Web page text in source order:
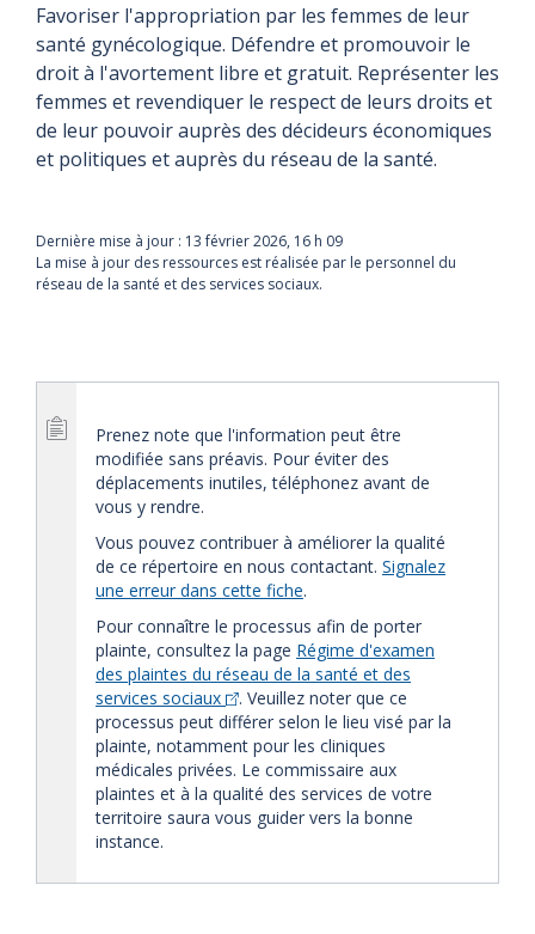
Favoriser l'appropriation par les femmes de leur
santé gynécologique. Défendre et promouvoir le
droit à l'avortement libre et gratuit. Représenter les
femmes et revendiquer le respect de leurs droits et
de leur pouvoir auprès des décideurs économiques
et politiques et auprès du réseau de la santé.
Dernière mise à jour : 13 février 2026, 16 h 09
La mise à jour des ressources est réalisée par le personnel du
réseau de la santé et des services sociaux.
Prenez note que l'information peut être
modifiée sans préavis. Pour éviter des
déplacements inutiles, téléphonez avant de
vous y rendre.
Vous pouvez contribuer à améliorer la qualité
de ce répertoire en nous contactant. Signalez
une erreur dans cette fiche.
Pour connaître le processus afin de porter
plainte, consultez la page Régime d'examen
des plaintes du réseau de la santé et des
services sociaux
. Veuillez noter que ce
processus peut différer selon le lieu visé par la
plainte, notamment pour les cliniques
médicales privées. Le commissaire aux
plaintes et à la qualité des services de votre
territoire saura vous guider vers la bonne
instance.